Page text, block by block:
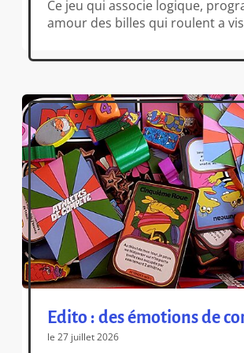
Ce jeu qui associe logique,
amour des billes qui roulent a
un vrai petit jeu d’anticipation :
groupes, choisir […]
Edito : des émotions de
le 27 juillet 2026